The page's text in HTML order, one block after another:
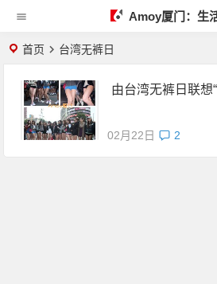
Amoy厦门：生
首页 台湾无裤日
由台湾无裤日联想
02月22日 2